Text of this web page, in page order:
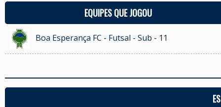
EQUIPES QUE JOGOU
Boa Esperança FC - Futsal - Sub - 11